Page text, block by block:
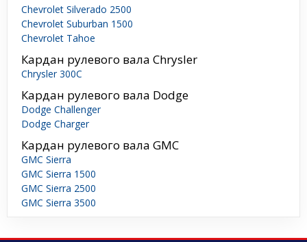
Chevrolet Silverado 2500
Chevrolet Suburban 1500
Chevrolet Tahoe
Кардан рулевого вала Chrysler
Chrysler 300C
Кардан рулевого вала Dodge
Dodge Challenger
Dodge Charger
Кардан рулевого вала GMC
GMC Sierra
GMC Sierra 1500
GMC Sierra 2500
GMC Sierra 3500